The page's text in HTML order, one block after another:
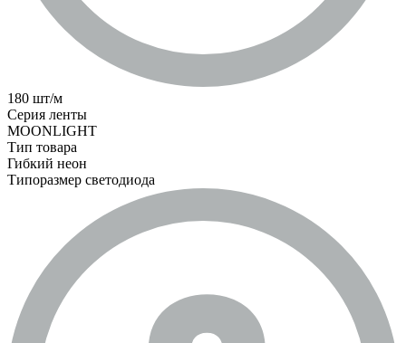
180 шт/м
Серия ленты
MOONLIGHT
Тип товара
Гибкий неон
Типоразмер светодиода